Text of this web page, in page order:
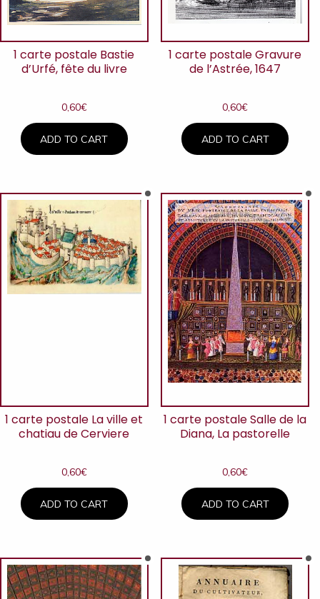
1 carte postale Bastie
d’Urfé, fête du livre
0,60€
ADD TO CART
1 carte postale Gravure
de l’Astrée, 1647
0,60€
ADD TO CART
1 carte postale La ville et
chatiau de Cerviere
0,60€
ADD TO CART
1 carte postale Salle de la
Diana, La pastorelle
0,60€
ADD TO CART